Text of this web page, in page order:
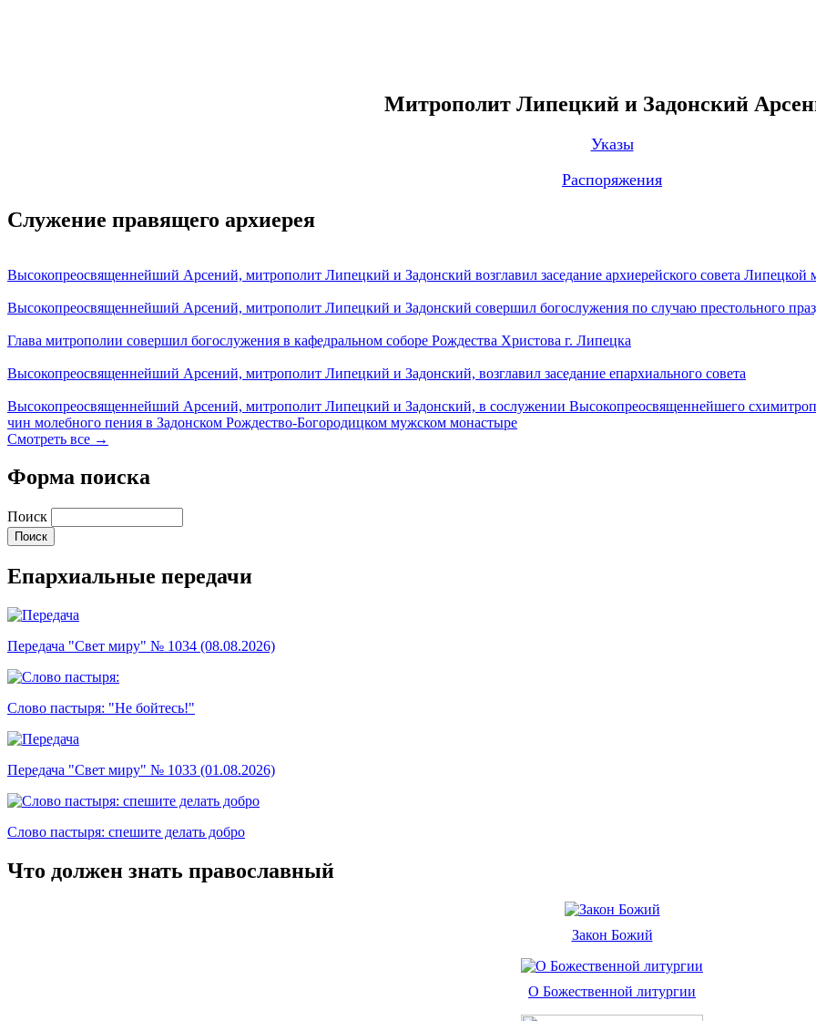
Митрополит Липецкий и Задонский
Указы
Распоряжения
Служение правящего архиерея
Высокопреосвященнейший Арсений, митрополит Липецкий и Задонский возглавил заседание архиерейского совета Липецкой
Высокопреосвященнейший Арсений, митрополит Липецкий и Задонский совершил богослужения по случаю престольного
Глава митрополии совершил богослужения в кафедральном соборе Рождества Христова г. Липецка
Высокопреосвященнейший Арсений, митрополит Липецкий и Задонский, возглавил заседание епархиального совета
Высокопреосвященнейший Арсений, митрополит Липецкий и Задонский, в сослужении Высокопреосвященнейшего
чин молебного пения в Задонском Рождество-Богородицком мужском монастыре
Смотреть все →
Форма поиска
Поиск
Епархиальные передачи
Передача "Свет миру" № 1034 (08.08.2026)
Слово пастыря: "Не бойтесь!"
Передача "Свет миру" № 1033 (01.08.2026)
Слово пастыря: спешите делать добро
Что должен знать православный
Закон Божий
О Божественной литургии